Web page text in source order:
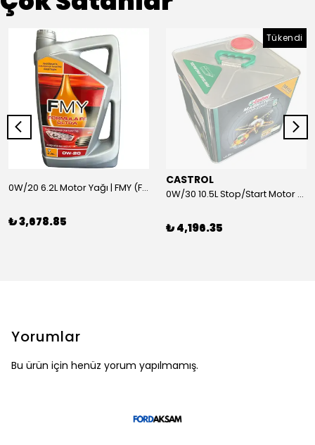
0W/20 6.2L Motor Yağı | FMY (Ford Motor Yağları)
₺ 3,678.85
Tükendi
CASTROL
0W/30 10.5L Stop/Start Motor Yağı | CASTROL
₺ 4,196.35
Yorumlar
Bu ürün için henüz yorum yapılmamış.